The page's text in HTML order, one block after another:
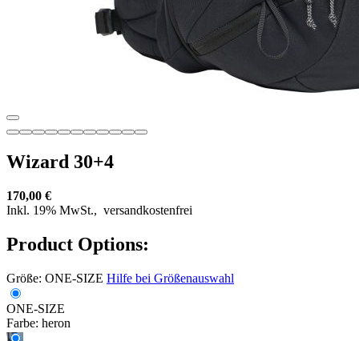
Wizard 30+4
170,00 €
Inkl. 19% MwSt., versandkostenfrei
Product Options:
Größe: ONE-SIZE Hilfe bei Größenauswahl
ONE-SIZE
Farbe: heron